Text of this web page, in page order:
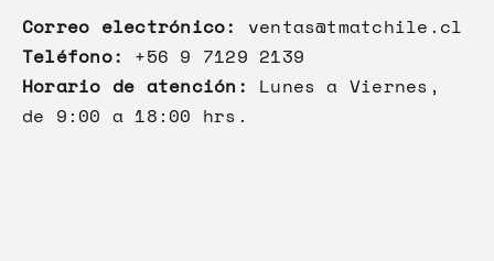
Correo electrónico:
ventas@tmatchile.cl
Teléfono: +56 9 7129 2139
Horario de atención: Lunes a Viernes,
de 9:00 a 18:00 hrs.